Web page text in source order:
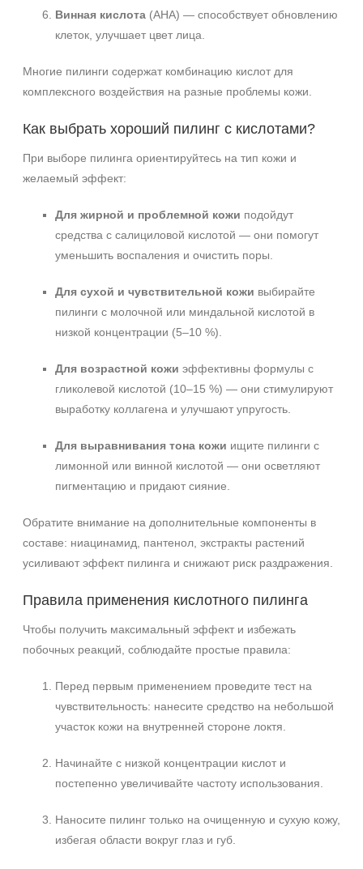
Винная кислота (AHA) — способствует обновлению
клеток, улучшает цвет лица.
Многие пилинги содержат комбинацию кислот для
комплексного воздействия на разные проблемы кожи.
Как выбрать хороший пилинг с кислотами?
При выборе пилинга ориентируйтесь на тип кожи и
желаемый эффект:
Для жирной и проблемной кожи подойдут
средства с салициловой кислотой — они помогут
уменьшить воспаления и очистить поры.
Для сухой и чувствительной кожи выбирайте
пилинги с молочной или миндальной кислотой в
низкой концентрации (5–10 %).
Для возрастной кожи эффективны формулы с
гликолевой кислотой (10–15 %) — они стимулируют
выработку коллагена и улучшают упругость.
Для выравнивания тона кожи ищите пилинги с
лимонной или винной кислотой — они осветляют
пигментацию и придают сияние.
Обратите внимание на дополнительные компоненты в
составе: ниацинамид, пантенол, экстракты растений
усиливают эффект пилинга и снижают риск раздражения.
Правила применения кислотного пилинга
Чтобы получить максимальный эффект и избежать
побочных реакций, соблюдайте простые правила:
Перед первым применением проведите тест на
чувствительность: нанесите средство на небольшой
участок кожи на внутренней стороне локтя.
Начинайте с низкой концентрации кислот и
постепенно увеличивайте частоту использования.
Наносите пилинг только на очищенную и сухую кожу,
избегая области вокруг глаз и губ.